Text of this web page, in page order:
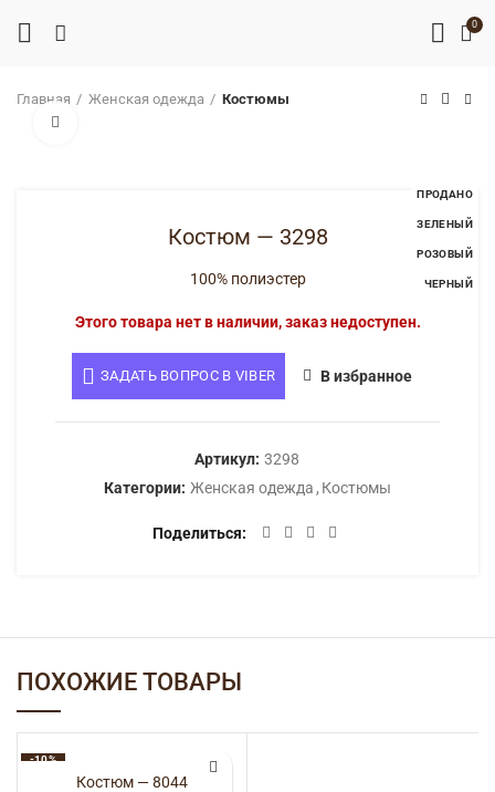
0
Главная Женская одежда Костюмы
ПРОДАНО
ЗЕЛЕНЫЙ
РОЗОВЫЙ
ЧЕРНЫЙ
Костюм — 3298
100% полиэстер
Этого товара нет в наличии, заказ недоступен.
ЗАДАТЬ ВОПРОС В VIBER В избранное
Артикул: 3298
Категории: Женская одежда , Костюмы
Поделиться
ПОХОЖИЕ ТОВАРЫ
-10%
Костюм — 8044